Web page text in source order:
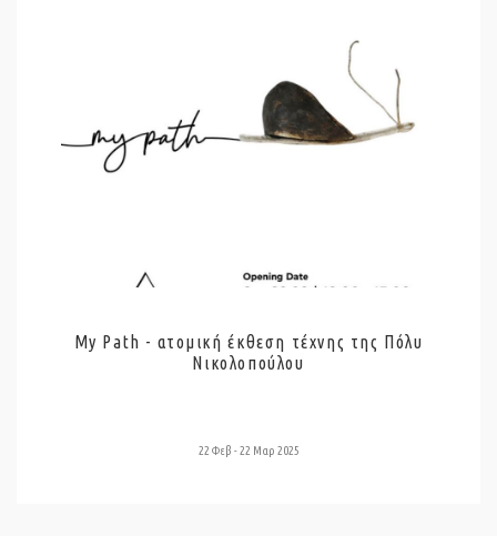
My Path - ατομική έκθεση τέχνης της Πόλυ
Νικολοπούλου
22 Φεβ - 22 Μαρ 2025